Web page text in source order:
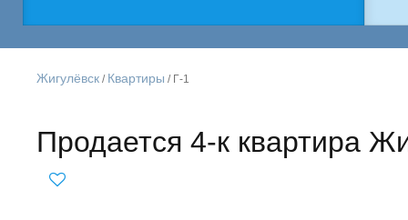
Жигулёвск / Квартиры / Г-1
Продается 4-к квартира